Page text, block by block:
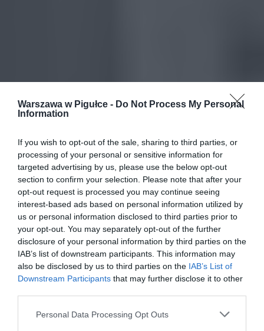
Warszawa w Pigułce - Do Not Process My Personal
Information
If you wish to opt-out of the sale, sharing to third parties, or
processing of your personal or sensitive information for
targeted advertising by us, please use the below opt-out
section to confirm your selection. Please note that after your
opt-out request is processed you may continue seeing
interest-based ads based on personal information utilized by
us or personal information disclosed to third parties prior to
your opt-out. You may separately opt-out of the further
disclosure of your personal information by third parties on the
IAB’s list of downstream participants. This information may
also be disclosed by us to third parties on the IAB’s List of
Downstream Participants that may further disclose it to other
Personal Data Processing Opt Outs